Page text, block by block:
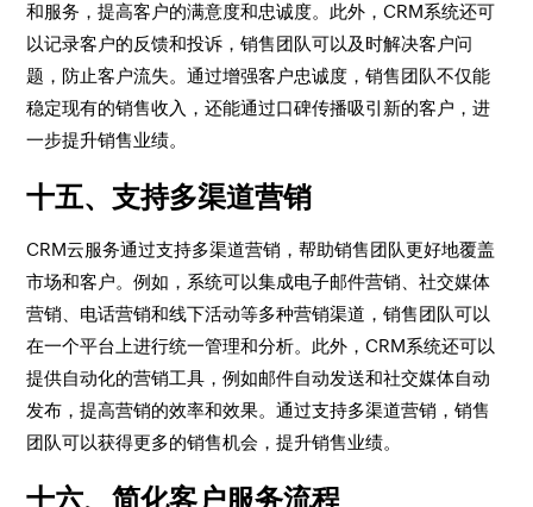
和服务，提高客户的满意度和忠诚度。此外，CRM系统还可
以记录客户的反馈和投诉，销售团队可以及时解决客户问
题，防止客户流失。通过增强客户忠诚度，销售团队不仅能
稳定现有的销售收入，还能通过口碑传播吸引新的客户，进
一步提升销售业绩。
十五、支持多渠道营销
CRM云服务通过支持多渠道营销，帮助销售团队更好地覆盖
市场和客户。例如，系统可以集成电子邮件营销、社交媒体
营销、电话营销和线下活动等多种营销渠道，销售团队可以
在一个平台上进行统一管理和分析。此外，CRM系统还可以
提供自动化的营销工具，例如邮件自动发送和社交媒体自动
发布，提高营销的效率和效果。通过支持多渠道营销，销售
团队可以获得更多的销售机会，提升销售业绩。
十六、简化客户服务流程